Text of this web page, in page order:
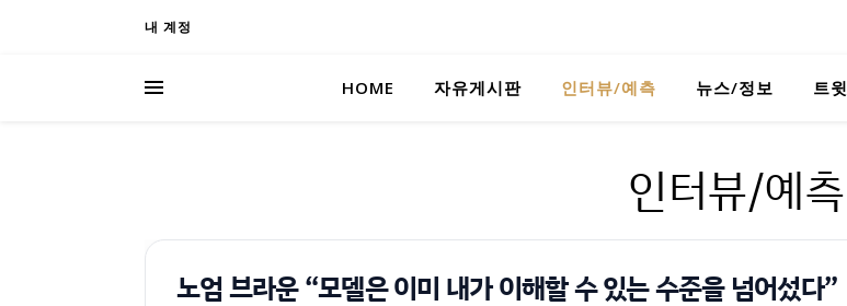
내 계정
HOME 자유게시판 인터뷰/예측 뉴스/정보 트윗
인터뷰/예측
노엄 브라운 “모델은 이미 내가 이해할 수 있는 수준을 넘어섰다”